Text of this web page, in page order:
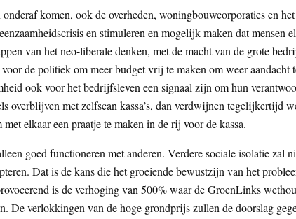
komen, ook de overheden, woningbouwcorporaties en
en stimuleren en mogelijk maken dat mensen
van het neo-liberale denken, met de macht van de grote
voor de politiek om meer budget vrij te maken om weer aandacht
ook voor het bedrijfsleven een signaal zijn om hun
overblijven met zelfscan kassa’s, dan verdwijnen tegelijkertijd
elkaar een praatje te maken in de rij voor de kassa.
goed functioneren met anderen. Verdere sociale isolatie zal
Dat is de kans die het groeiende bewustzijn van het
is de verhoging van 500% waar de GroenLinks
De verlokkingen van de hoge grondprijs zullen de doorslag